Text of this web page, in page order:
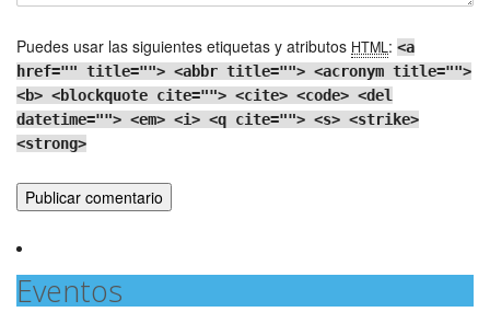
Puedes usar las siguientes etiquetas y atributos HTML: <a
href="" title=""> <abbr title=""> <acronym title="">
<b> <blockquote cite=""> <cite> <code> <del
datetime=""> <em> <i> <q cite=""> <s> <strike>
<strong>
Eventos